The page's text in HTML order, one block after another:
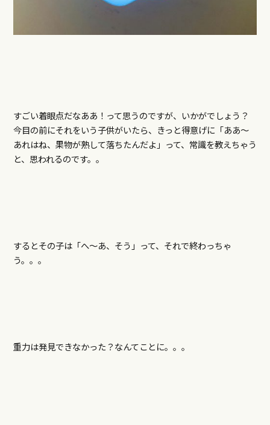
すごい着眼点だなああ！って思うのですが、いかがでしょう？
今目の前にそれをいう子供がいたら、きっと得意げに「ああ〜
あれはね、果物が熟して落ちたんだよ」って、常識を教えちゃう
と、思われるのです。。
するとその子は「へ〜あ、そう」って、それで終わっちゃ
う。。。
重力は発見できなかった？なんてことに。。。